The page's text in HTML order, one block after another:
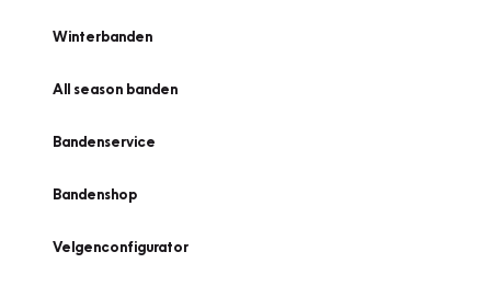
Winterbanden
All season banden
Bandenservice
Bandenshop
Velgenconfigurator